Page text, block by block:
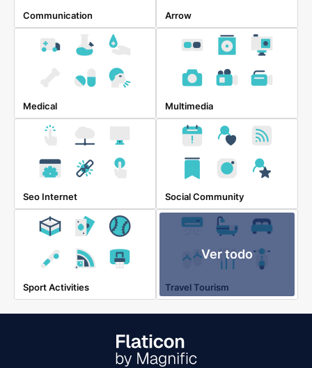
Communication Arrow
Medical Multimedia
Seo Internet Social Community
Sport Activities
Ver todo
Travel Tourism